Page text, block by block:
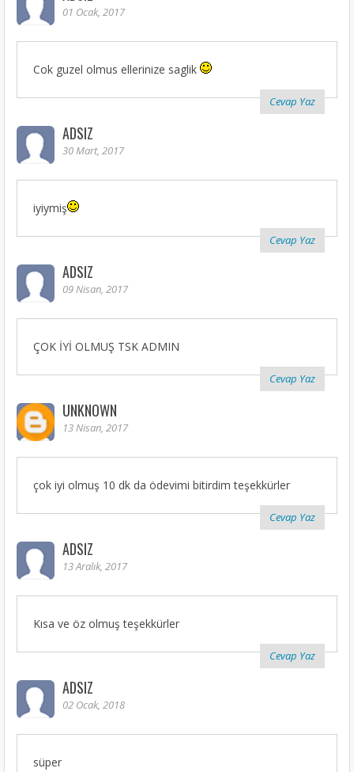
01 Ocak, 2017
Cok guzel olmus ellerinize saglik
Cevap Yaz
ADSIZ
30 Mart, 2017
iyiymiş
Cevap Yaz
ADSIZ
09 Nisan, 2017
ÇOK İYİ OLMUŞ TSK ADMIN
Cevap Yaz
UNKNOWN
13 Nisan, 2017
çok iyi olmuş 10 dk da ödevimi bitirdim teşekkürler
Cevap Yaz
ADSIZ
13 Aralık, 2017
Kısa ve öz olmuş teşekkürler
Cevap Yaz
ADSIZ
02 Ocak, 2018
süper